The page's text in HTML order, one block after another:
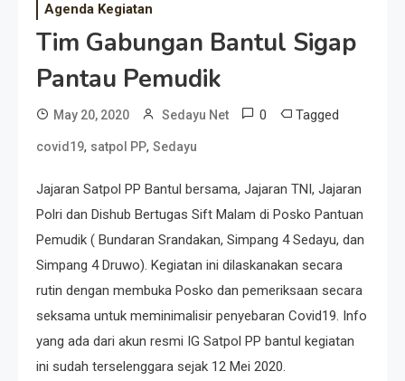
Agenda Kegiatan
Tim Gabungan Bantul Sigap
Pantau Pemudik
May 20, 2020 Sedayu Net 0 Tagged
covid19, satpol PP, Sedayu
Jajaran Satpol PP Bantul bersama, Jajaran TNI, Jajaran
Polri dan Dishub Bertugas Sift Malam di Posko Pantuan
Pemudik ( Bundaran Srandakan, Simpang 4 Sedayu, dan
Simpang 4 Druwo). Kegiatan ini dilaskanakan secara
rutin dengan membuka Posko dan pemeriksaan secara
seksama untuk meminimalisir penyebaran Covid19. Info
yang ada dari akun resmi IG Satpol PP bantul kegiatan
ini sudah terselenggara sejak 12 Mei 2020.